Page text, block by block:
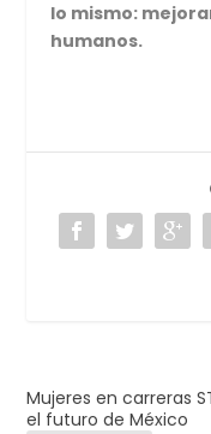
lo mismo:
humanos.
Mujeres en carreras
el futuro de México